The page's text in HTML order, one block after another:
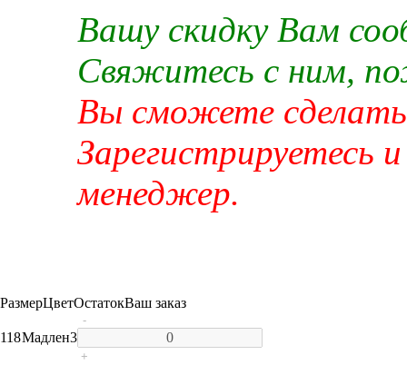
Вашу скидку Вам
Свяжитесь с ним,
Вы сможете сделать
Зарегистрируетесь
менеджер.
РазмерЦветОстатокВаш заказ
118Мадлен3
-
+